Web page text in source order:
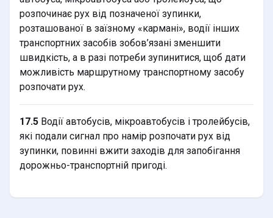
розпочинає рух від позначеної зупинки,
розташованої в заїзному «кармані», водії інших
транспортних засобів зобов’язані зменшити
швидкість, а в разі потреби зупинитися, щоб дати
можливість маршрутному транспортному засобу
розпочати рух.
17.5 Водії автобусів, мікроавтобусів і тролейбусів,
які подали сигнал про намір розпочати рух від
зупинки, повинні вжити заходів для запобігання
дорожньо-транспортній пригоді.